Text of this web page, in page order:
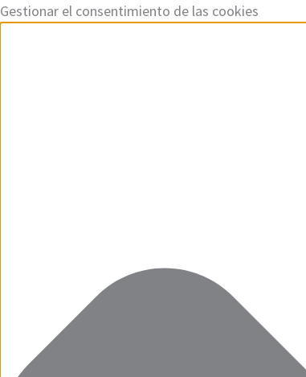
Gestionar el consentimiento de las cookies
Funcional
Preferencias
Estadísticas
Marketing
Ir